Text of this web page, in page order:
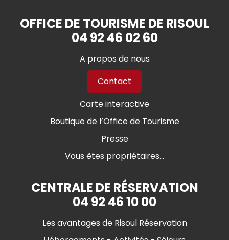
OFFICE DE TOURISME DE RISOUL
04 92 46 02 60
A propos de nous
Contact
Carte interactive
Boutique de l’Office de Tourisme
Presse
Vous êtes propriétaires...
CENTRALE DE RÉSERVATION
04 92 46 10 00
Les avantages de Risoul Réservation